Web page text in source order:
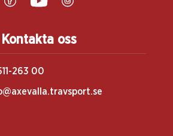
Kontakta oss
263 00